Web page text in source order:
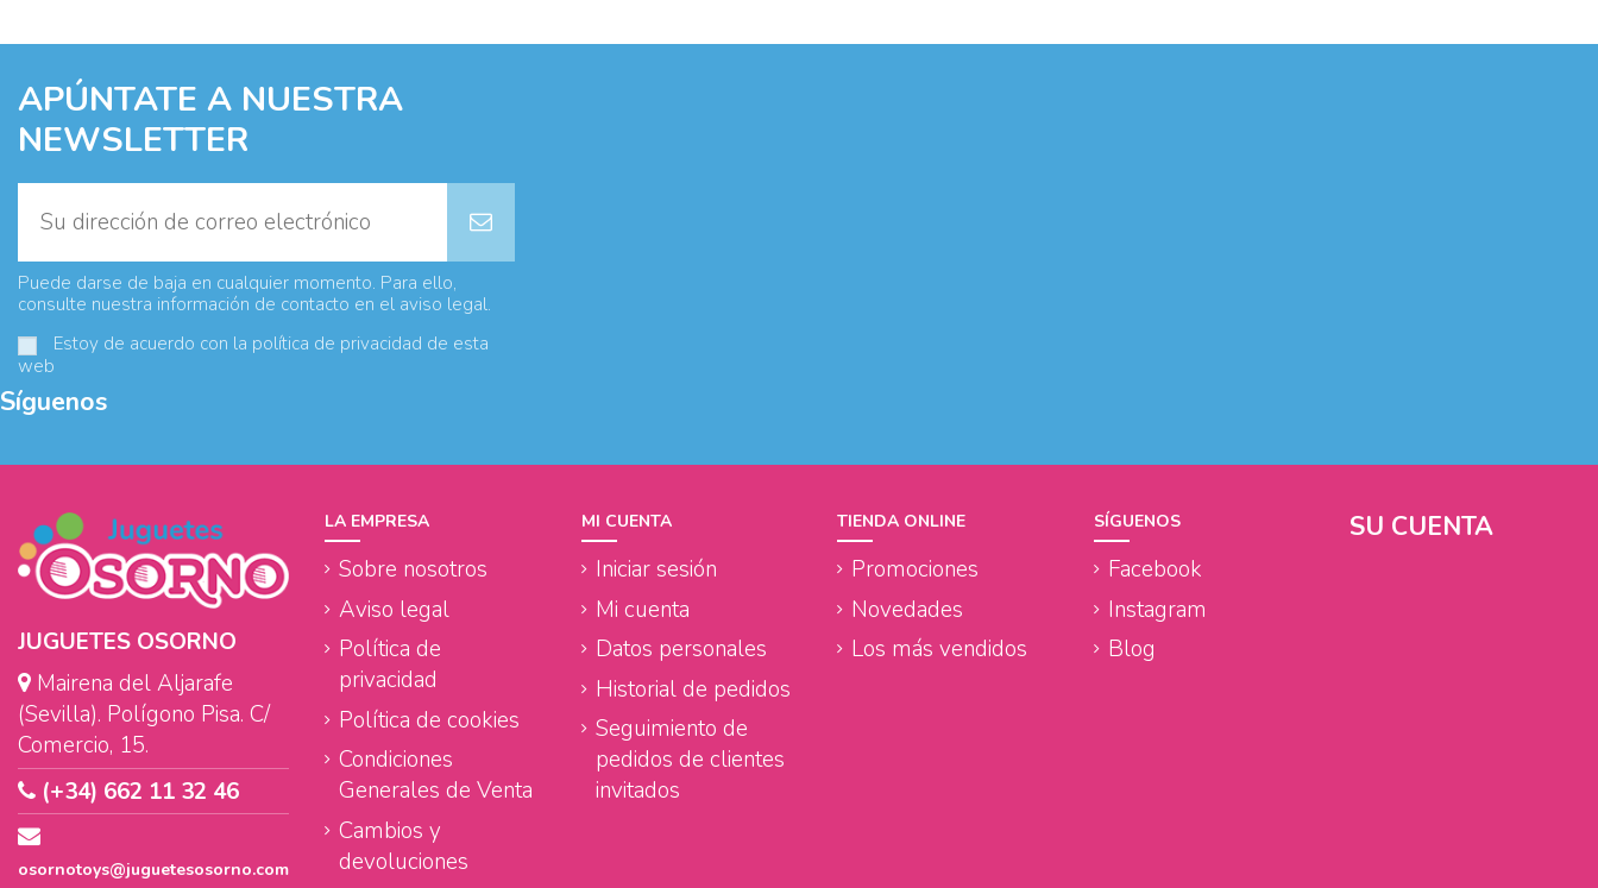
APÚNTATE A NUESTRA
NEWSLETTER
Puede darse de baja en cualquier momento. Para ello,
consulte nuestra información de contacto en el aviso legal.
Estoy de acuerdo con la política de privacidad de esta
web
Síguenos
JUGUETES OSORNO
Mairena del Aljarafe
(Sevilla). Polígono Pisa. C/
Comercio, 15.
(+34) 662 11 32 46
osornotoys@juguetesosorno.com
LA EMPRESA
Sobre nosotros
Aviso legal
Política de
privacidad
Política de cookies
Condiciones
Generales de Venta
Cambios y
devoluciones
MI CUENTA
Iniciar sesión
Mi cuenta
Datos personales
Historial de pedidos
Seguimiento de
pedidos de clientes
invitados
TIENDA ONLINE
Promociones
Novedades
Los más vendidos
SÍGUENOS
Facebook
Instagram
Blog
SU CUENTA